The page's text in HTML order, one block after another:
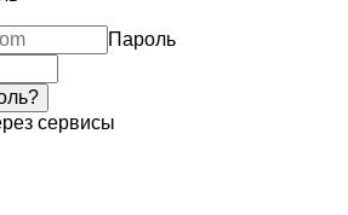
Пароль
сервисы